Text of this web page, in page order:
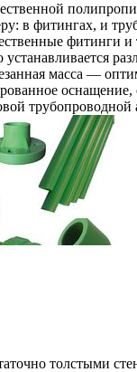
в фитингах, и
фитинги
масса —
трубопроводной
толстыми